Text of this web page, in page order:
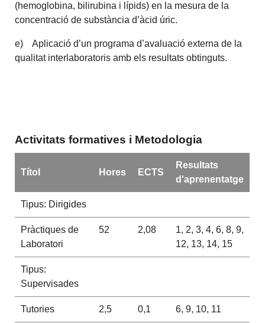
(hemoglobina, bilirubina i lípids) en la mesura de la
concentració de substància d’àcid úric.
e) Aplicació d’un programa d’avaluació externa de la
qualitat interlaboratoris amb els resultats obtinguts.
Activitats formatives i Metodologia
Títol Hores ECTS
Resultats
d'aprenentatge
Tipus: Dirigides
Pràctiques de
Laboratori
52 2,08
1, 2, 3, 4, 6, 8, 9,
12, 13, 14, 15
Tipus:
Supervisades
Tutories 2,5 0,1 6, 9, 10, 11